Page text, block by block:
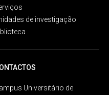
de investigação
Universitário de